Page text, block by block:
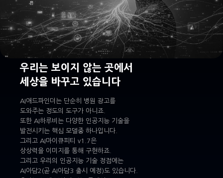
우리는 보이지 않는 곳에서
세상을 바꾸고 있습니다
AI애드파인더는 단순히 병원 광고를
도와주는 정도의 도구가 아니죠.
또한 AI하루비는 다양한 인공지능 기술을
발전시키는 핵심 모델중 하나입니다.
그리고 AI마이큐피티 v1.7은
상상력을 이미지를 통해 구현하죠.
그리고 우리의 인공지능 기술 정점에는
AI아담2(곧 AI아담3 출시 예정)도 있습니다.